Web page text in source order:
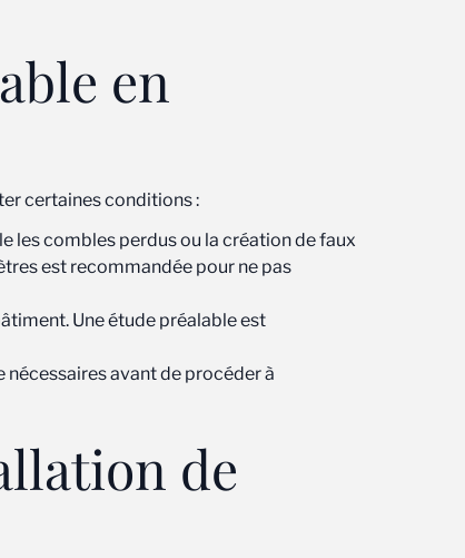
en
certaines conditions :
les combles perdus ou la création de faux
est recommandée pour ne pas
Une étude préalable est
avant de procéder à
de